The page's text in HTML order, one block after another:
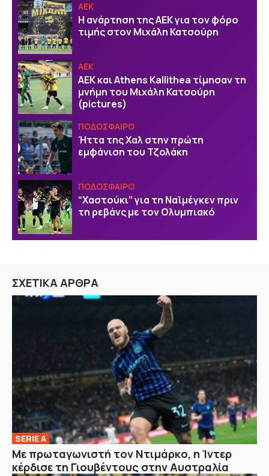
ΑΕΚ
Η ανάρτηση της ΑΕΚ για τον φόρο
τιμής στον Μιχάλη Κατσούρη
ΑΕΚ
ΑΕΚ και Athens Kallithea τίμησαν τη
μνήμη του Μιχάλη Κατσούρη
(pictures)
ΠΟΔΟΣΦΑΙΡΟ
Ήττα της Χαλ στην πρώτη
εμφάνιση του Τζολάκη
ΠΟΔΟΣΦΑΙΡΟ
“Χαστούκι” για τη Ναϊμέγκεν πριν
τη ρεβάνς με τον Ολυμπιακό
ΣΧΕΤΙΚΑ ΑΡΘΡΑ
SERIE A
Με πρωταγωνιστή τον Ντιμάρκο, η Ίντερ
κέρδισε τη Γιουβέντους στην Αυστραλία